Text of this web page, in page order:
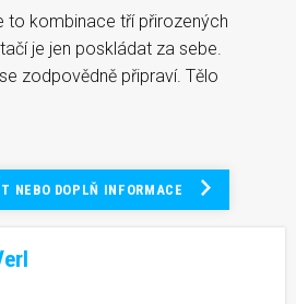
to kombinace tří přirozených
je jen poskládat za sebe.
zodpovědně připraví. Tělo
NEBO DOPLŇ INFORMACE